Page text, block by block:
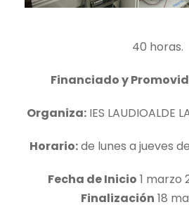
40 horas.
Financiado y
Organiza: IES LAUDIOALDE
Horario:de lunes a jueves
Fecha de Inicio 1 marzo
Finalización 18